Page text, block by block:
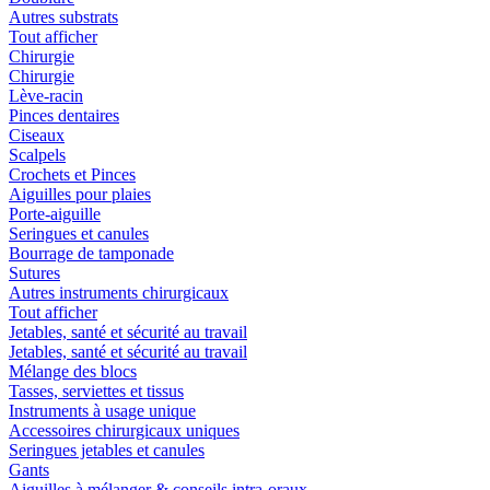
Autres substrats
Tout afficher
Chirurgie
Chirurgie
Lève-racin
Pinces dentaires
Ciseaux
Scalpels
Crochets et Pinces
Aiguilles pour plaies
Porte-aiguille
Seringues et canules
Bourrage de tamponade
Sutures
Autres instruments chirurgicaux
Tout afficher
Jetables, santé et sécurité au travail
Jetables, santé et sécurité au travail
Mélange des blocs
Tasses, serviettes et tissus
Instruments à usage unique
Accessoires chirurgicaux uniques
Seringues jetables et canules
Gants